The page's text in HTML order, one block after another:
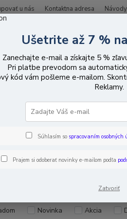
u nás Kontaktna adresa Návody
zásuvky, zástrčky Káble
káble IEC
Novinka Akcia
Ušetrite až 7 %
Zanechajte e-mail a získajte 5 %
Pri platbe prevodom sa
kód vám pošleme e-mailom.
Reklamy.
Súhlasím so spracovaním osobných
Prajem si odoberať novinky e-mailom podľa
Zatvoriť